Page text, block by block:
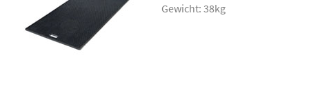
Gewicht: 38kg